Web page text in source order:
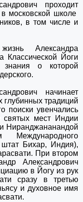
проходит
московской школе
в том числе и
Александра
Классической Йоги
знания о которой
начинает
глубинных традиций
поиски увенчались
святых мест Индии
Ниранджананандой
Международного
Бихар, Индия),
При втором
Александрович
в Йогу из рук
сразу в третью
и духовное имя